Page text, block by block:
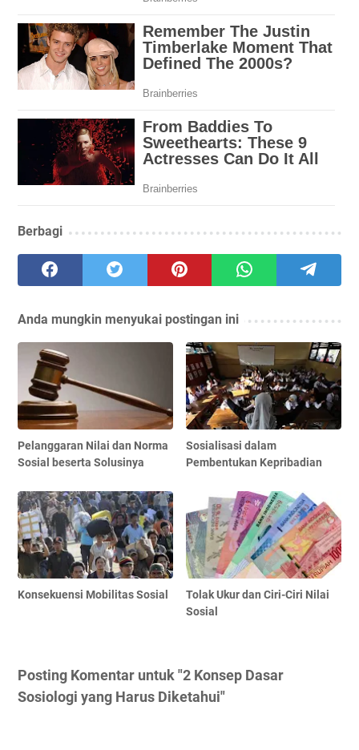
Berbagi
Anda mungkin menyukai postingan ini
Pelanggaran Nilai dan Norma
Sosial beserta Solusinya
Sosialisasi dalam
Pembentukan Kepribadian
Konsekuensi Mobilitas Sosial
Tolak Ukur dan Ciri-Ciri Nilai
Sosial
Posting Komentar untuk "2 Konsep Dasar
Sosiologi yang Harus Diketahui"